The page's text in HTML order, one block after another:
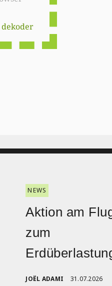
dekoder
NEWS
Aktion am
zum
JOËL ADAMI 31.07.2026